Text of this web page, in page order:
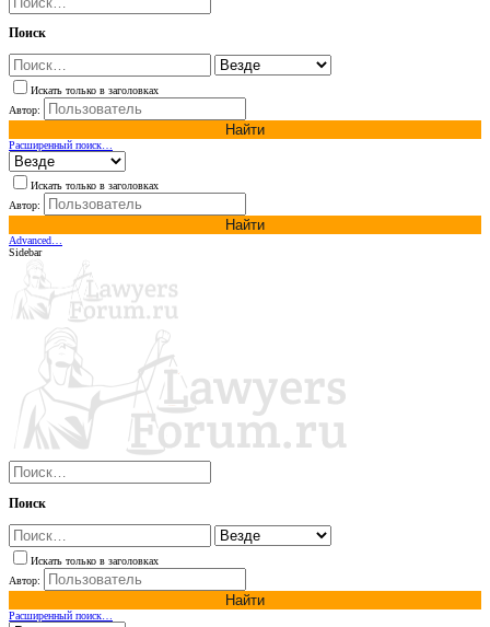
Поиск
Искать только в заголовках
Автор:
Найти
Расширенный поиск…
Искать только в заголовках
Автор:
Найти
Advanced…
Sidebar
Поиск
Искать только в заголовках
Автор:
Найти
Расширенный поиск…